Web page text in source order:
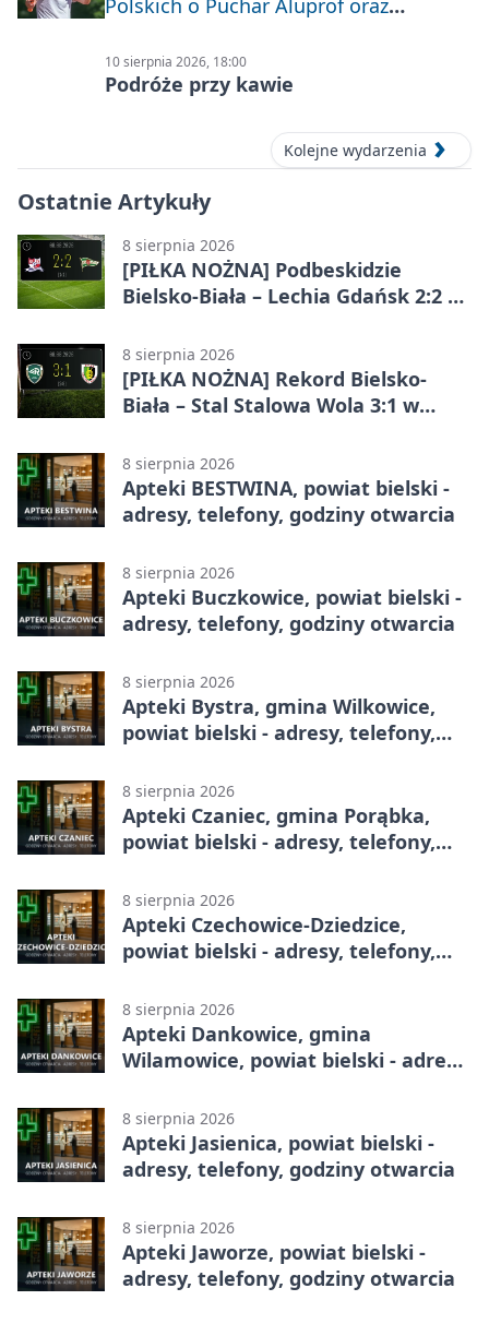
Polskich o Puchar Aluprof oraz
Puchar Prezydenta Miasta Bielska-
Białej
10 sierpnia 2026, 18:00
Podróże przy kawie
Kolejne wydarzenia
Ostatnie Artykuły
8 sierpnia 2026
[PIŁKA NOŻNA] Podbeskidzie
Bielsko-Biała – Lechia Gdańsk 2:2 w
Bielsku-Białej
8 sierpnia 2026
[PIŁKA NOŻNA] Rekord Bielsko-
Biała – Stal Stalowa Wola 3:1 w
8 sierpnia 2026
Apteki BESTWINA, powiat bielski -
adresy, telefony, godziny otwarcia
8 sierpnia 2026
Apteki Buczkowice, powiat bielski -
adresy, telefony, godziny otwarcia
8 sierpnia 2026
Apteki Bystra, gmina Wilkowice,
powiat bielski - adresy, telefony,
8 sierpnia 2026
Apteki Czaniec, gmina Porąbka,
powiat bielski - adresy, telefony,
8 sierpnia 2026
Apteki Czechowice-Dziedzice,
powiat bielski - adresy, telefony,
8 sierpnia 2026
Apteki Dankowice, gmina
Wilamowice, powiat bielski - adresy,
8 sierpnia 2026
Apteki Jasienica, powiat bielski -
adresy, telefony, godziny otwarcia
8 sierpnia 2026
Apteki Jaworze, powiat bielski -
adresy, telefony, godziny otwarcia